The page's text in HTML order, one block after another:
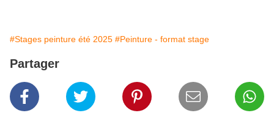
#Stages peinture été 2025 #Peinture - format stage
Partager